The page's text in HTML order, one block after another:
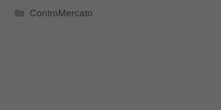
Categorie
ControMercato